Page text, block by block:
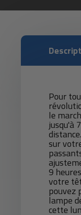
Pour
le
jusqu'à
sur
9
votre
pouvez
lampe
cette